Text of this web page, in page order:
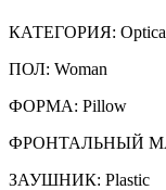
КАТЕГОРИЯ:
ПОЛ: Woman
ФОРМА: Pillow
ФРОНТАЛЬНЫЙ
ЗАУШНИК: Plastic